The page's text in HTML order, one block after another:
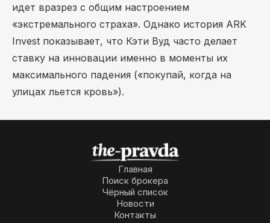
идет вразрез с общим настроением
«экстремального страха». Однако история ARK
Invest показывает, что Кэти Вуд часто делает
ставку на инновации именно в моменты их
максимального падения («покупай, когда на
улицах льется кровь»).
Главная
Поиск брокера
Чёрный список
Новости
Контакты